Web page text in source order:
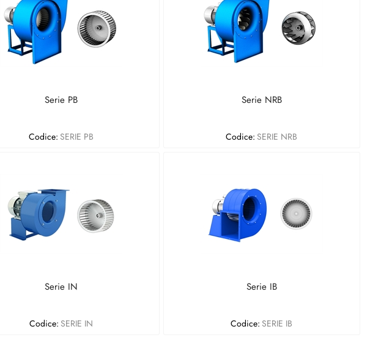
Serie PB
Codice: SERIE PB
Serie NRB
Codice: SERIE NRB
Serie IN
Codice: SERIE IN
Serie IB
Codice: SERIE IB